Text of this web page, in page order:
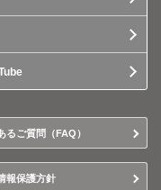
るご質問（FAQ）
報保護方針